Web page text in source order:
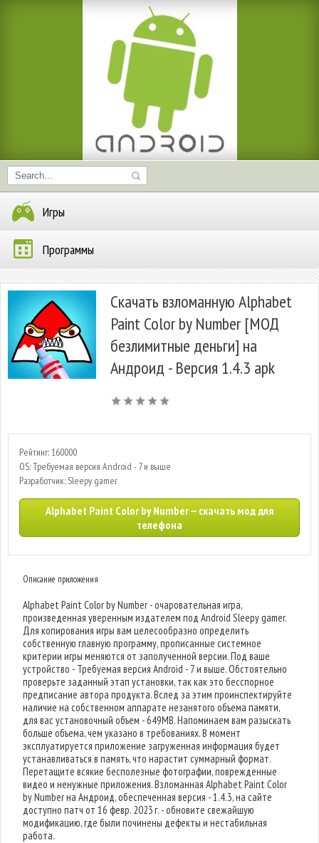
Игры
Программы
Скачать взломанную Alphabet
Paint Color by Number [МОД
безлимитные деньги] на
Андроид - Версия 1.4.3 apk
Рейтинг: 160000
OS: Требуемая версия Android - 7 и выше
Разработчик: Sleepy gamer
Alphabet Paint Color by Number — скачать мод для
телефона
Описание приложения
Alphabet Paint Color by Number - очаровательная игра,
произведенная уверенным издателем под Android Sleepy gamer.
Для копирования игры вам целесообразно определить
собственную главную программу, прописанные системное
критерии игры меняются от заполученной версии. Под ваше
устройство - Требуемая версия Android - 7 и выше. Обстоятельно
проверьте заданный этап установки, так как это бесспорное
предписание автора продукта. Вслед за этим проинспектируйте
наличие на собственном аппарате незанятого объема памяти,
для вас установочный объем - 649MB. Напоминаем вам разыскать
больше объема, чем указано в требованиях. В момент
эксплуатируется приложение загруженная информация будет
устанавливаться в память, что нарастит суммарный формат.
Перетащите всякие бесполезные фотографии, поврежденные
видео и ненужные приложения. Взломанная Alphabet Paint Color
by Number на Андроид, обеспеченная версия - 1.4.3, на сайте
доступно патч от 16 февр. 2023 г. - обновите свежайшую
модификацию, где были починены дефекты и нестабильная
работа.